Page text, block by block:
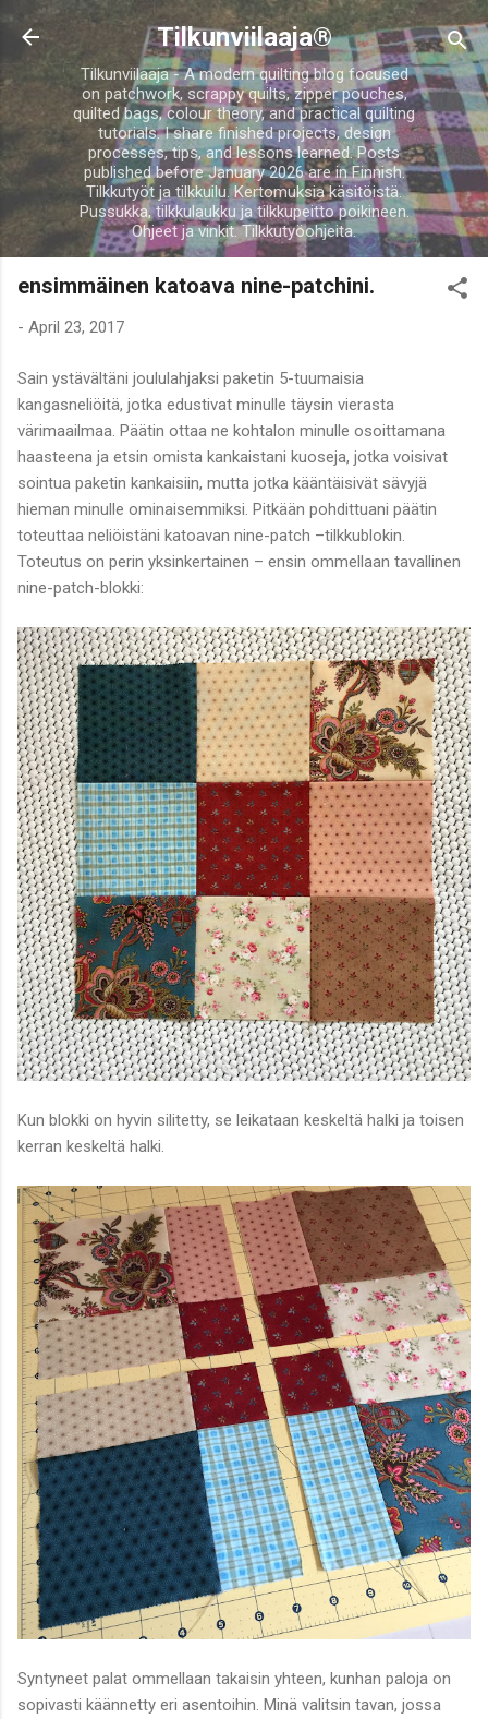
Skip to main content
Tilkunviilaaja®
Tilkunviilaaja - A modern quilting blog focused
on patchwork, scrappy quilts, zipper pouches,
quilted bags, colour theory, and practical quilting
tutorials. I share finished projects, design
processes, tips, and lessons learned. Posts
published before January 2026 are in Finnish.
Tilkkutyöt ja tilkkuilu. Kertomuksia käsitöistä.
Pussukka, tilkkulaukku ja tilkkupeitto poikineen.
Ohjeet ja vinkit. Tilkkutyöohjeita.
ensimmäinen katoava nine-patchini.
- April 23, 2017
Sain ystävältäni joululahjaksi paketin 5-tuumaisia
kangasneliöitä, jotka edustivat minulle täysin vierasta
värimaailmaa. Päätin ottaa ne kohtalon minulle osoittamana
haasteena ja etsin omista kankaistani kuoseja, jotka voisivat
sointua paketin kankaisiin, mutta jotka kääntäisivät sävyjä
hieman minulle ominaisemmiksi. Pitkään pohdittuani päätin
toteuttaa neliöistäni katoavan nine-patch –tilkkublokin.
Toteutus on perin yksinkertainen – ensin ommellaan tavallinen
nine-patch-blokki:
Kun blokki on hyvin silitetty, se leikataan keskeltä halki ja toisen
kerran keskeltä halki.
Syntyneet palat ommellaan takaisin yhteen, kunhan paloja on
sopivasti käännetty eri asentoihin. Minä valitsin tavan, jossa